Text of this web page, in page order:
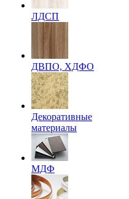
ЛДСП
ДВПО, ХДФО
Декоративные
материалы
МДФ